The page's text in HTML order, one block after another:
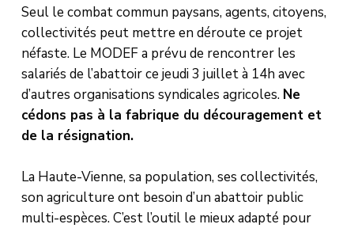
Seul le combat commun paysans, agents, citoyens,
collectivités peut mettre en déroute ce projet
néfaste. Le MODEF a prévu de rencontrer les
salariés de l’abattoir ce jeudi 3 juillet à 14h avec
d’autres organisations syndicales agricoles. Ne
cédons pas à la fabrique du découragement et
de la résignation.
La Haute-Vienne, sa population, ses collectivités,
son agriculture ont besoin d’un abattoir public
multi-espèces. C’est l’outil le mieux adapté pour